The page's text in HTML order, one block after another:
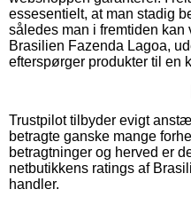
essesentielt, at man stadig
således man i fremtiden
Brasilien Fazenda Lagoa,
efterspørger produkter til en
Trustpilot tilbyder evigt
betragte ganske mange
betragtninger og herved er
netbutikkens ratings af
handler.